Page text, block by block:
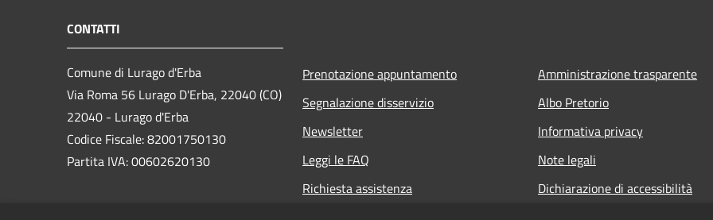
CONTATTI
Comune di Lurago d'Erba
Via Roma 56 Lurago D'Erba, 22040 (CO)
22040 - Lurago d'Erba
Codice Fiscale: 82001750130
Partita IVA: 00602620130
Prenotazione appuntamento
Segnalazione disservizio
Newsletter
Leggi le FAQ
Richiesta assistenza
Amministrazione trasparente
Albo Pretorio
Informativa privacy
Note legali
Dichiarazione di accessibilità